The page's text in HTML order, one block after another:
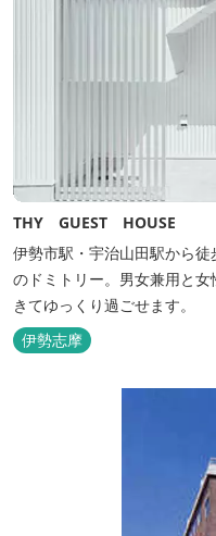
THY GUEST HOUSE
伊勢市駅・宇治山田駅から
のドミトリー。男女兼用と
きてゆっくり過ごせます。
伊勢志摩